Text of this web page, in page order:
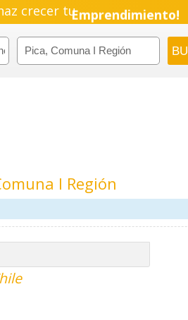
crecer tuEmprendimiento!
I Región